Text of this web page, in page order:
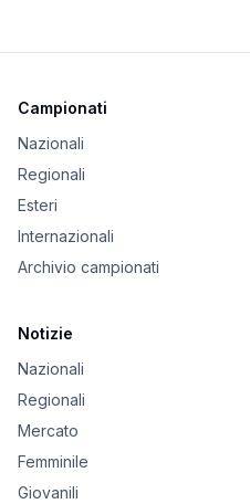
Campionati
Nazionali
Regionali
Esteri
Internazionali
Archivio campionati
Notizie
Nazionali
Regionali
Mercato
Femminile
Giovanili